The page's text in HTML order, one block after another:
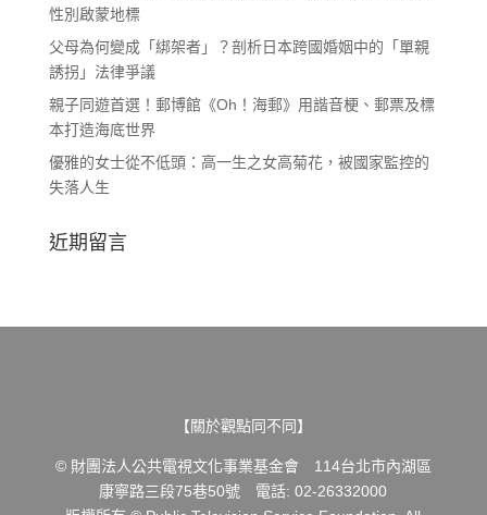
性別啟蒙地標
父母為何變成「綁架者」？剖析日本跨國婚姻中的「單親
誘拐」法律爭議
親子同遊首選！郵博館《Oh！海郵》用諧音梗、郵票及標
本打造海底世界
優雅的女士從不低頭：高一生之女高菊花，被國家監控的
失落人生
近期留言
【關於觀點同不同】
© 財團法人公共電視文化事業基金會 114台北市內湖區
康寧路三段75巷50號 電話: 02-26332000